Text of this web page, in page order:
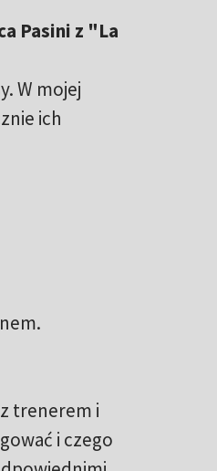
Pasini z "La
W mojej
ich
trenerem i
i czego